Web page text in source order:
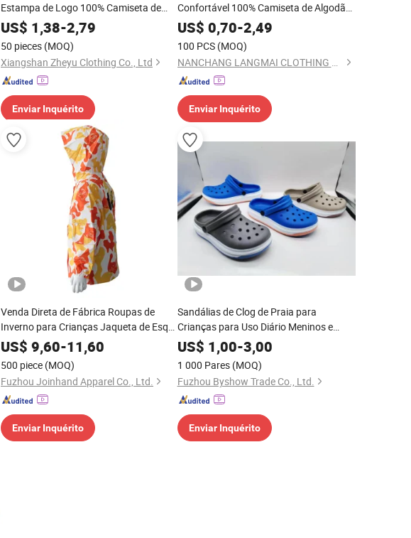
Estampa de Logo 100% Camiseta de
Algodão Lisa para Crianças
US$ 1,38-2,79
50 pieces (MOQ)
Xiangshan Zheyu Clothing Co., Ltd
Enviar Inquérito
Confortável 100% Camiseta de Algodão
com Gola Redonda para Meninos
US$ 0,70-2,49
100 PCS (MOQ)
NANCHANG LANGMAI CLOTHING CO., LTD.
Enviar Inquérito
Venda Direta de Fábrica Roupas de
Inverno para Crianças Jaqueta de Esqui
Respirável em Estampa de Pato Camo
Amarelo Laranja Multiestação com
Construção Durável
US$ 9,60-11,60
500 piece (MOQ)
Fuzhou Joinhand Apparel Co., Ltd.
Enviar Inquérito
Sandálias de Clog de Praia para
Crianças para Uso Diário Meninos e
Meninas Sandálias de Clog de Praia
Respirável
US$ 1,00-3,00
1 000 Pares (MOQ)
Fuzhou Byshow Trade Co., Ltd.
Enviar Inquérito